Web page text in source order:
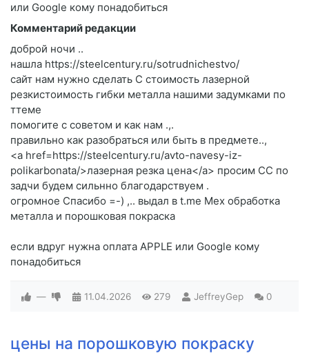
или Google кому понадобиться
Комментарий редакции
доброй ночи ..
нашла https://steelcentury.ru/sotrudnichestvo/
сайт нам нужно сделать C стоимость лазерной
резкистоимость гибки металла нашими задумками по
ттеме
помогите c советом и как нам .,.
правильно как разобраться или быть в предмете..,
<a href=https://steelcentury.ru/avto-navesy-iz-
polikarbonata/>лазерная резка цена</a> просим CC по
задчи будем сильнно благодарствуем .
огромное Спасибо =-) ,.. выдал в t.me Мех обработка
металла и порошковая покраска
если вдруг нужна оплата APPLE или Google кому
понадобиться
— 11.04.2026 279 JeffreyGep 0
цены на порошковую покраску